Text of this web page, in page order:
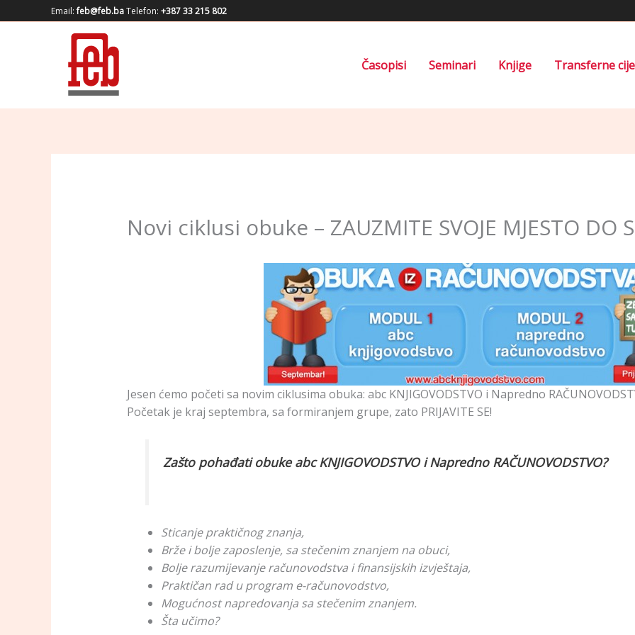
to
Email:feb@feb.baTelefon: +387 33 215 802
Časopisi Seminari Knjige Transferne
Novi ciklusi obuke – ZAUZMITE SVOJE MJESTO DO
Jesen ćemo početi sa novim ciklusima obuka: abc KNJIGOVODSTVO i Napredno
Početak je kraj septembra, sa formiranjem grupe, zato PRIJAVITE SE!
Zašto pohađati obuke abc KNJIGOVODSTVO i Napredno RAČUNOVODSTVO?
Sticanje praktičnog znanja,
Brže i bolje zaposlenje, sa stečenim znanjem na obuci,
Bolje razumijevanje računovodstva i finansijskih izvještaja,
Praktičan rad u program e-računovodstvo,
Mogućnost napredovanja sa stečenim znanjem.
Šta učimo?